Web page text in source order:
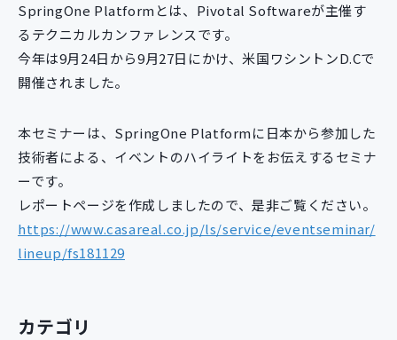
イベント・セミナー
ニュース
採用情報
SpringOne Platformとは、Pivotal Softwareが主催す
るテクニカルカンファレンスです。
今年は9月24日から9月27日にかけ、米国ワシントンD.Cで
開催されました。
本セミナーは、SpringOne Platformに日本から参加した
技術者による、イベントのハイライトをお伝えするセミナ
ーです。
レポートページを作成しましたので、是非ご覧ください。
https://www.casareal.co.jp/ls/service/eventseminar/
lineup/fs181129
カテゴリ